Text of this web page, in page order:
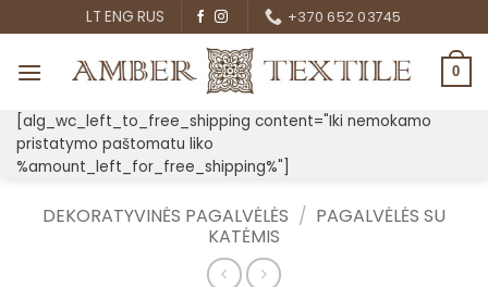
to
content
LT ENG RUS +370 652 03745
0
[alg_wc_left_to_free_shipping content="Iki nemokamo
pristatymo paštomatu liko
%amount_left_for_free_shipping%"]
DEKORATYVINĖS PAGALVĖLĖS / PAGALVĖLĖS SU
KATĖMIS